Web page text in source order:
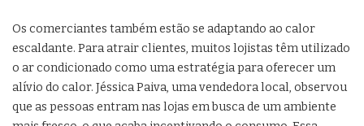
Os comerciantes também estão se adaptando ao calor
escaldante. Para atrair clientes, muitos lojistas têm utilizado
o ar condicionado como uma estratégia para oferecer um
alívio do calor. Jéssica Paiva, uma vendedora local, observou
que as pessoas entram nas lojas em busca de um ambiente